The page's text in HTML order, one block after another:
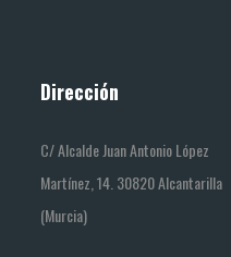
Dirección
C/ Alcalde Juan Antonio López
Martínez, 14. 30820 Alcantarilla
(Murcia)